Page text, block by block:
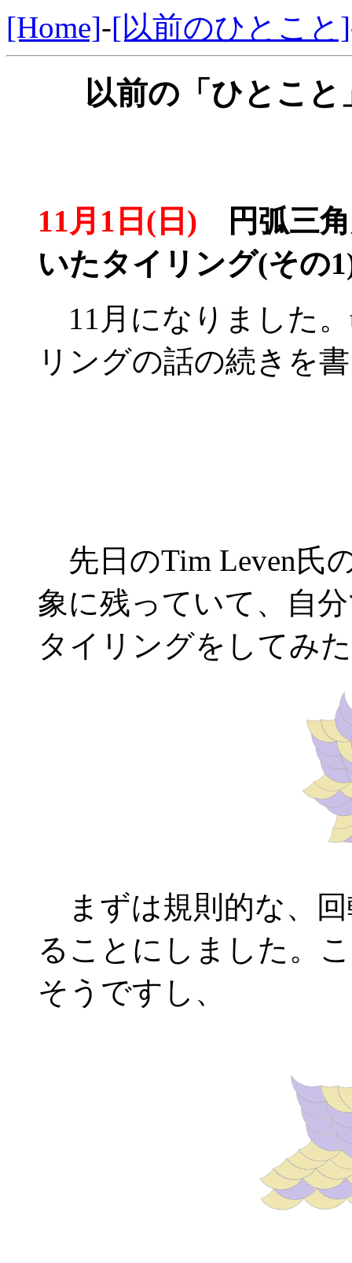
[Home]-[以前のひとこと]
以前の「ひとこ
11月1日(日) 円弧三角
いたタイリング(その
11月になりました。
リングの話の続きを
先日のTim Leven氏
象に残っていて、自
タイリングをしてみ
まずは規則的な、
ることにしました。
そうですし、